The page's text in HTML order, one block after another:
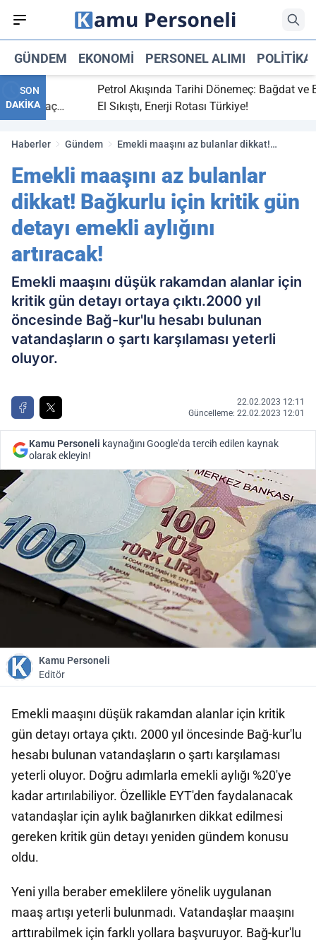
GÜNDEM EKONOMI PERSONEL ALIMI POLITIKA
SON
DAKİKA
bitti,
maç
Petrol Akışında Tarihi Dönemeç: Bağdat ve
El Sıkıştı, Enerji Rotası Türkiye!
Haberler Gündem
Emekli maaşını az bulanlar dikkat!
aylığını artıracak!
Emekli maaşını az bulanlar
dikkat! Bağkurlu için kritik gün
detayı emekli aylığını
artıracak!
Emekli maaşını düşük rakamdan alanlar için
kritik gün detayı ortaya çıktı.2000 yıl
öncesinde Bağ-kur'lu hesabı bulunan
vatandaşların o şartı karşılaması yeterli
oluyor.
22.02.2023 12:11
Güncelleme: 22.02.2023 12:01
Kamu Personeli kaynağını Google'da tercih edilen kaynak
olarak ekleyin!
Kamu Personeli
Editör
Emekli maaşını düşük rakamdan alanlar için kritik
gün detayı ortaya çıktı. 2000 yıl öncesinde Bağ-kur'lu
hesabı bulunan vatandaşların o şartı karşılaması
yeterli oluyor. Doğru adımlarla emekli aylığı %20'ye
kadar artırılabiliyor. Özellikle EYT'den faydalanacak
vatandaşlar için aylık bağlanırken dikkat edilmesi
gereken kritik gün detayı yeniden gündem konusu
oldu.
Yeni yılla beraber emeklilere yönelik uygulanan
maaş artışı yeterli bulunmadı. Vatandaşlar maaşını
arttırabilmek için farklı yollara başvuruyor. Bağ-kur'lu